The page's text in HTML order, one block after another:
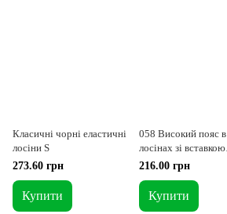
Класичні чорні еластичні
лосіни S
273.60 грн
Купити
058 Високий пояс в
лосінах зі вставкою
кольору фрез S
216.00 грн
Купити